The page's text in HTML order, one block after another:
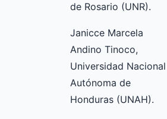
de Rosario (UNR).
Janicce Marcela
Andino Tinoco,
Universidad Nacional
Autónoma de
Honduras (UNAH).